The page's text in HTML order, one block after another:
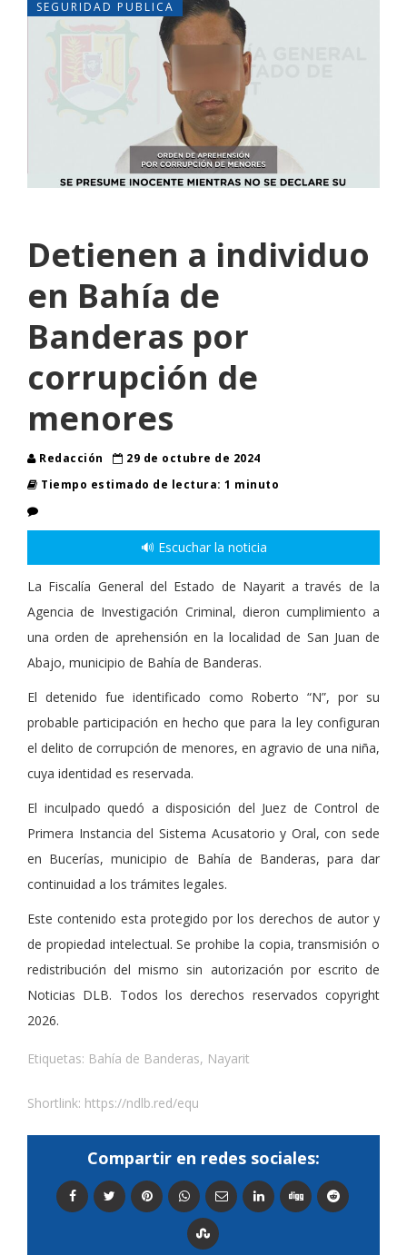
SEGURIDAD PUBLICA
Detienen a individuo
en Bahía de
Banderas por
corrupción de
menores
Redacción
29 de octubre de 2024
Tiempo estimado de lectura: 1 minuto
🔊 Escuchar la noticia
La Fiscalía General del Estado de Nayarit a través de la
Agencia de Investigación Criminal, dieron cumplimiento a
una orden de aprehensión en la localidad de San Juan de
Abajo, municipio de Bahía de Banderas.
El detenido fue identificado como Roberto “N”, por su
probable participación en hecho que para la ley configuran
el delito de corrupción de menores, en agravio de una niña,
cuya identidad es reservada.
El inculpado quedó a disposición del Juez de Control de
Primera Instancia del Sistema Acusatorio y Oral, con sede
en Bucerías, municipio de Bahía de Banderas, para dar
continuidad a los trámites legales.
Este contenido esta protegido por los derechos de autor y
de propiedad intelectual. Se prohibe la copia, transmisión o
redistribución del mismo sin autorización por escrito de
Noticias DLB. Todos los derechos reservados copyright
2026.
Etiquetas: Bahía de Banderas, Nayarit
Shortlink: https://ndlb.red/equ
Compartir en redes sociales: